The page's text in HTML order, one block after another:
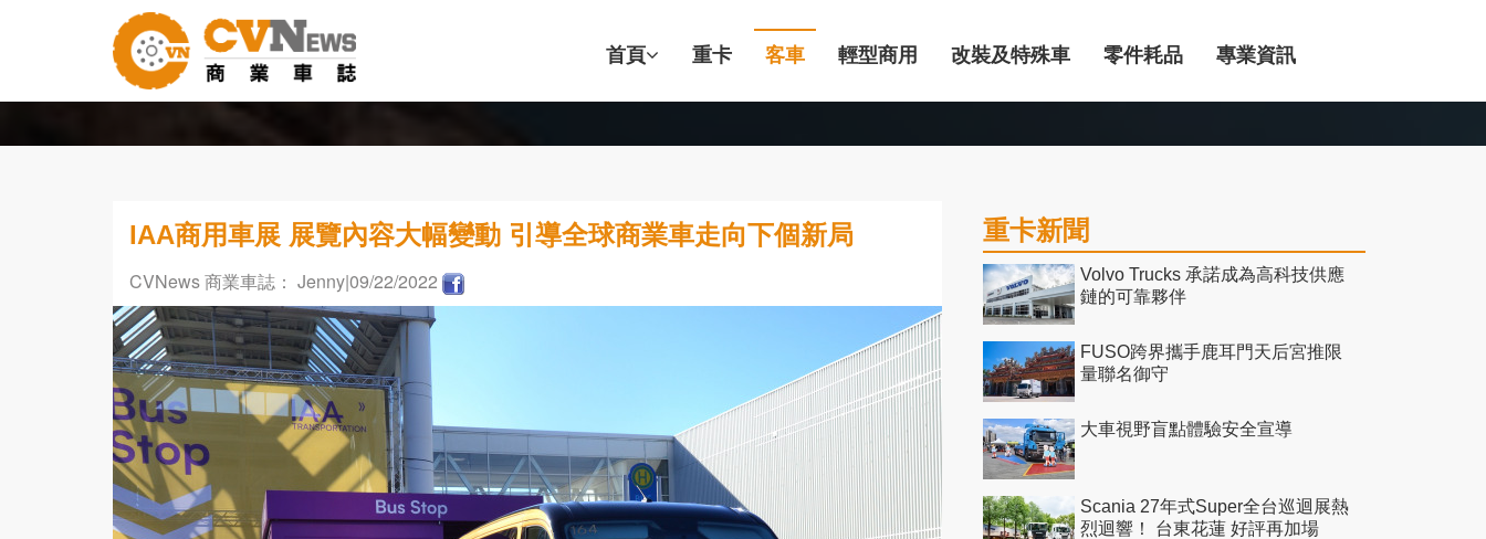
首頁 重卡 客車 輕型商用 改裝及特殊車 零件耗品 專業資訊
IAA商用車展 展覽內容大幅變動 引導全球商業車走向下個新局
CVNews 商業車誌： Jenny|09/22/2022
重卡新聞
Volvo Trucks 承諾成為高科技供應
鏈的可靠夥伴
FUSO跨界攜手鹿耳門天后宮推限
量聯名御守
大車視野盲點體驗安全宣導
Scania 27年式Super全台巡迴展熱
烈迴響！ 台東花蓮 好評再加場